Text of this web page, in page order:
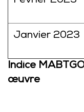
Janvier 2023
Indice
œuvre